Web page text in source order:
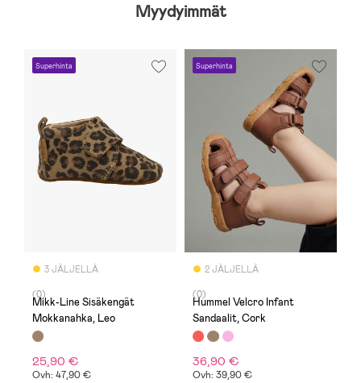
Myydyimmät
Superhinta
3 JÄLJELLÄ
(0)
Mikk-Line Sisäkengät
Mokkanahka, Leo
25,90 €
Ovh: 47,90 €
Superhinta
2 JÄLJELLÄ
(0)
Hummel Velcro Infant
Sandaalit, Cork
36,90 €
Ovh: 39,90 €